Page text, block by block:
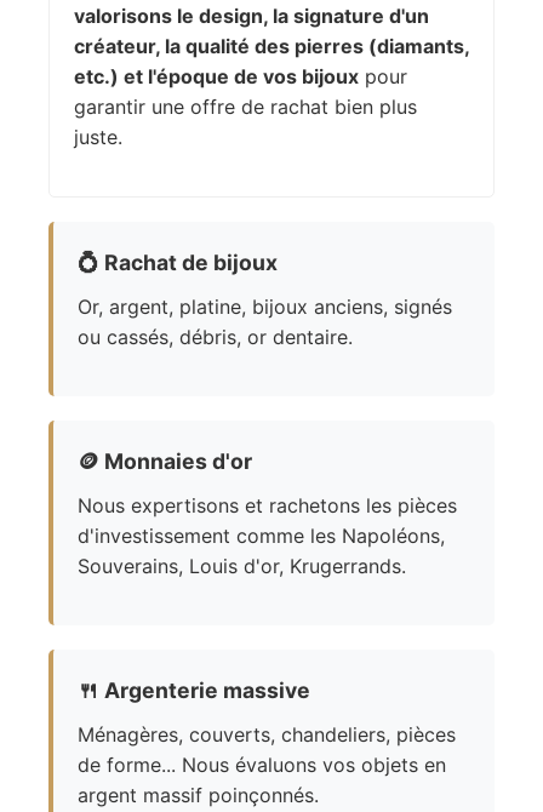
valorisons le design, la signature d'un
créateur, la qualité des pierres (diamants,
etc.) et l'époque de vos bijoux pour
garantir une offre de rachat bien plus
juste.
💍 Rachat de bijoux
Or, argent, platine, bijoux anciens, signés
ou cassés, débris, or dentaire.
🪙 Monnaies d'or
Nous expertisons et rachetons les pièces
d'investissement comme les Napoléons,
Souverains, Louis d'or, Krugerrands.
🍴 Argenterie massive
Ménagères, couverts, chandeliers, pièces
de forme... Nous évaluons vos objets en
argent massif poinçonnés.